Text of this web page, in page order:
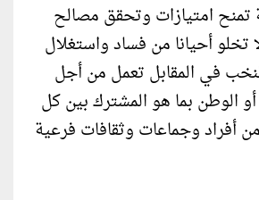
امتيازات وتحقق مصالح
تخلو أحيانا من فساد واستغلال
في المقابل تعمل من أجل
الوطن بما هو المشترك بين كل
أفراد وجماعات وثقافات فرعية